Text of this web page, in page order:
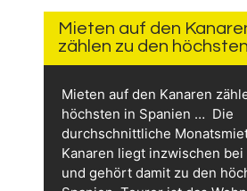
2026
Mieten auf den
zählen zu den
Mieten auf den Kanaren
höchsten in Spanien … Die
durchschnittliche
Kanaren liegt inzwischen bei
und gehört damit zu den